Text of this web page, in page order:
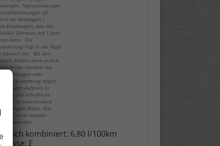
Tageszulassungen
oft
als Mietwagen /
Ersatzwagen, was den
AU Zeitraum auf 1 Jahr
kann. Die
liegt in der Regel
Deutsch bei. Bei den
Bildern kann es sich
handeln die
oder
Ausstattung zeigen,
nur gegen Aufpreis zu
sind. Die schriftliche
ist entscheidend,
gezeigten Bilder. Alle
sind ohne Gewähr.
vorbehalten.
kombiniert: 6,80 l/100km
E